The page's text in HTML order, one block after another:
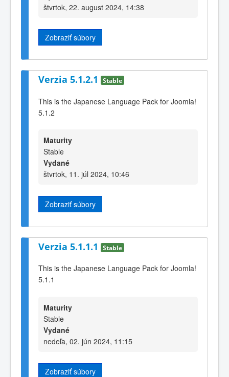
štvrtok, 22. august 2024, 14:38
Zobraziť súbory
Verzia 5.1.2.1 Stable
This is the Japanese Language Pack for Joomla!
5.1.2
Maturity
Stable
Vydané
štvrtok, 11. júl 2024, 10:46
Zobraziť súbory
Verzia 5.1.1.1 Stable
This is the Japanese Language Pack for Joomla!
5.1.1
Maturity
Stable
Vydané
nedeľa, 02. jún 2024, 11:15
Zobraziť súbory